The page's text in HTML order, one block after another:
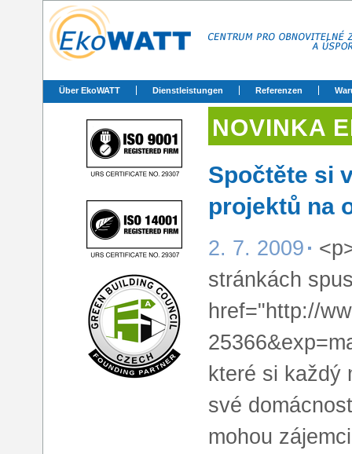
Über EkoWATT Dienstleistungen Referenzen
NOVINKA
Spočtěte si
projektů na
2. 7. 2009
stránkách
href="http://
které si každý
své
mohou